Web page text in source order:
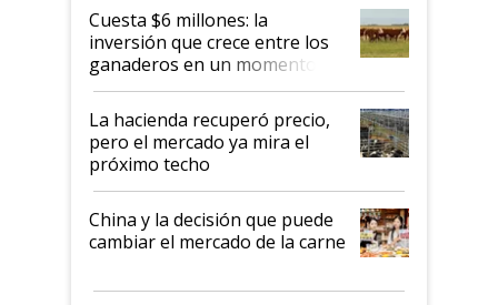
Cuesta $6 millones: la
inversión que crece entre los
ganaderos en un momento
histórico para la actividad
La hacienda recuperó precio,
pero el mercado ya mira el
próximo techo
China y la decisión que puede
cambiar el mercado de la carne